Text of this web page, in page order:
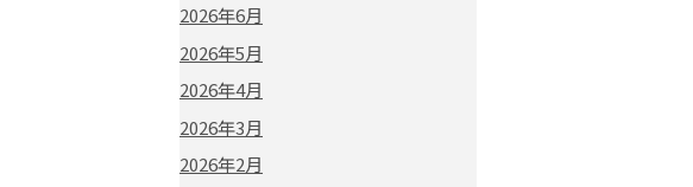
2026年6月
2026年5月
2026年4月
2026年3月
2026年2月